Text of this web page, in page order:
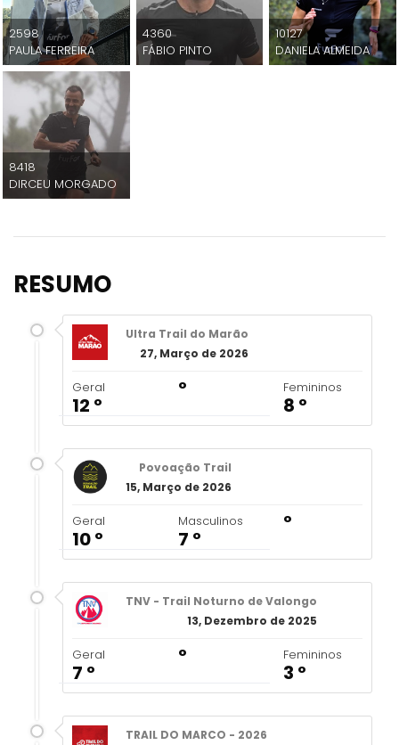
2598
PAULA FERREIRA
4360
FÁBIO PINTO
10127
DANIELA ALMEIDA
8418
DIRCEU MORGADO
RESUMO
Ultra Trail do Marão
27, Março de 2026
Geral
12 º
º Femininos
8 º
Povoação Trail
15, Março de 2026
Geral
10 º
Masculinos
7 º
º
TNV - Trail Noturno de Valongo
13, Dezembro de 2025
Geral
7 º
º Femininos
3 º
TRAIL DO MARCO - 2026